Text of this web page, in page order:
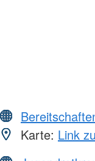
Karte: Link